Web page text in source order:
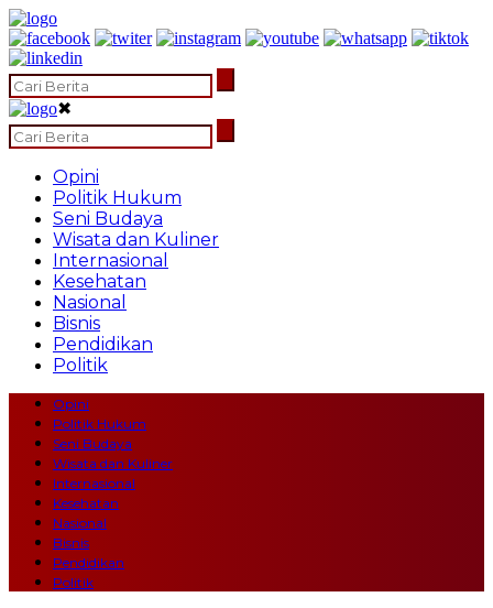
✖
Opini
Politik Hukum
Seni Budaya
Wisata dan Kuliner
Internasional
Kesehatan
Nasional
Bisnis
Pendidikan
Politik
Opini
Politik Hukum
Seni Budaya
Wisata dan Kuliner
Internasional
Kesehatan
Nasional
Bisnis
Pendidikan
Politik